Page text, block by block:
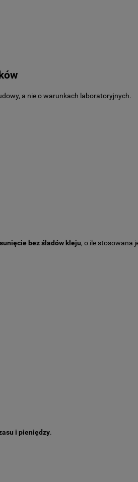
a nie o warunkach laboratoryjnych.
bez śladów kleju, o ile stosowana
i pieniędzy.